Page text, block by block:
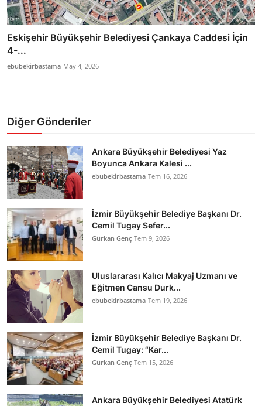
Eskişehir Büyükşehir Belediyesi Çankaya Caddesi İçin
4-...
ebubekirbastama May 4, 2026
Diğer Gönderiler
Ankara Büyükşehir Belediyesi Yaz
Boyunca Ankara Kalesi ...
ebubekirbastama Tem 16, 2026
İzmir Büyükşehir Belediye Başkanı Dr.
Cemil Tugay Sefer...
Gürkan Genç Tem 9, 2026
Uluslararası Kalıcı Makyaj Uzmanı ve
Eğitmen Cansu Durk...
ebubekirbastama Tem 19, 2026
İzmir Büyükşehir Belediye Başkanı Dr.
Cemil Tugay: “Kar...
Gürkan Genç Tem 15, 2026
Ankara Büyükşehir Belediyesi Atatürk